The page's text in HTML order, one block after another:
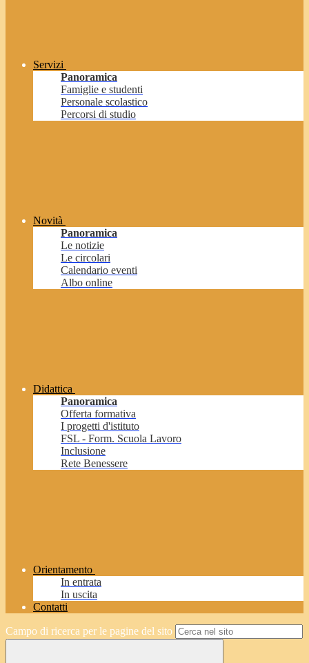
Servizi
Panoramica
Famiglie e studenti
Personale scolastico
Percorsi di studio
Novità
Panoramica
Le notizie
Le circolari
Calendario eventi
Albo online
Didattica
Panoramica
Offerta formativa
I progetti d'istituto
FSL - Form. Scuola Lavoro
Inclusione
Rete Benessere
Orientamento
In entrata
In uscita
Contatti
Campo di ricerca per le pagine del sito